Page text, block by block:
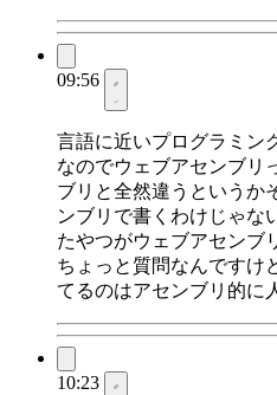
09:56
言語に近いプログラミン
なのでウェブアセンブリ
ブリと全然違うというか
ンブリで書くわけじゃな
たやつがウェブアセンブ
ちょっと質問なんですけ
てるのはアセンブリ的に
10:23